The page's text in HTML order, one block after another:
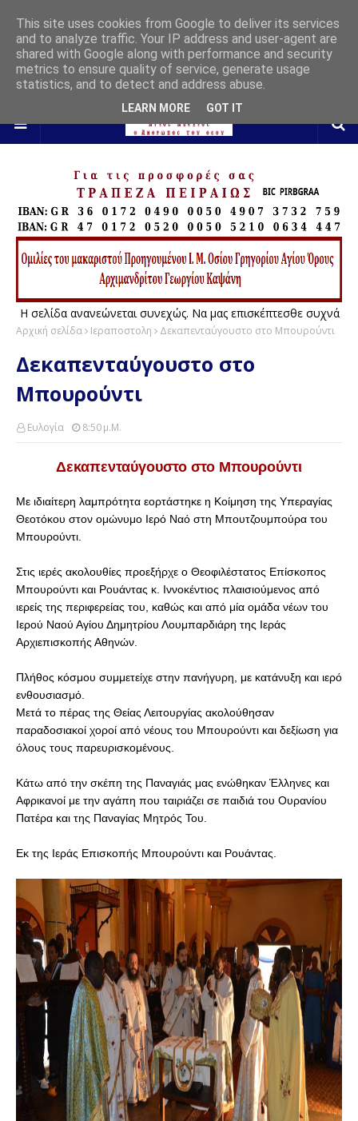
Η σελίδα ανανεώνεται συνεχώς. Να μας επισκέπτεσθε συχνά
Αρχική σελίδα Ιεραποστολη Δεκαπενταύγουστο στο Μπουρούντι
Δεκαπενταύγουστο στο
Μπουρούντι
Ευλογία 8:50 Μ.μ.
Δεκαπενταύγουστο στο Μπουρούντι
Με ιδιαίτερη λαμπρότητα εορτάστηκε η Κοίμηση της Υπεραγίας
Θεοτόκου στον ομώνυμο Ιερό Ναό στη Μπουτζουμπούρα του
Μπουρούντι.
Στις ιερές ακολουθίες προεξήρχε ο Θεοφιλέστατος Επίσκοπος
Μπουρούντι και Ρουάντας κ. Ιννοκέντιος πλαισιούμενος από
ιερείς της περιφερείας του, καθώς και από μία ομάδα νέων του
Ιερού Ναού Αγίου Δημητρίου Λουμπαρδιάρη της Ιεράς
Αρχιεπισκοπής Αθηνών.
Πλήθος κόσμου συμμετείχε στην πανήγυρη, με κατάνυξη και ιερό
ενθουσιασμό.
Μετά το πέρας της Θείας Λειτουργίας ακολούθησαν
παραδοσιακοί χοροί από νέους του Μπουρούντι και δεξίωση για
όλους τους παρευρισκομένους.
Κάτω από την σκέπη της Παναγιάς μας ενώθηκαν Έλληνες και
Αφρικανοί με την αγάπη που ταιριάζει σε παιδιά του Ουρανίου
Πατέρα και της Παναγίας Μητρός Του.
Εκ της Ιεράς Επισκοπής Μπουρούντι και Ρουάντας.
This site uses cookies from Google to deliver its services
and to analyze traffic. Your IP address and user-agent are
shared with Google along with performance and security
metrics to ensure quality of service, generate usage
statistics, and to detect and address abuse.
LEARN MORE GOT IT